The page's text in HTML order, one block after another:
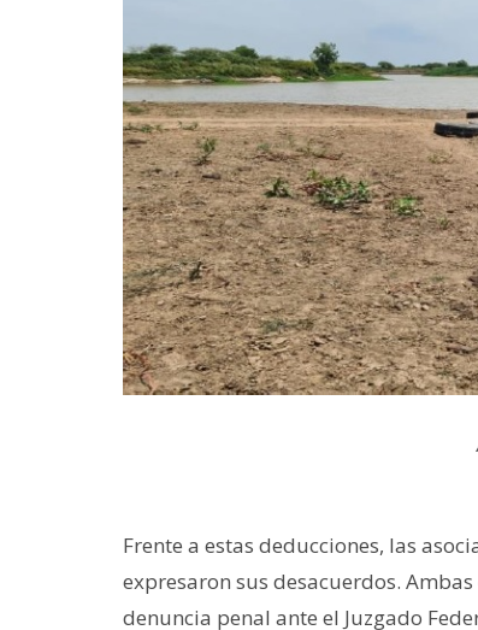
Frente a estas deducciones, las
expresaron sus desacuerdos.
denuncia penal ante el Juzgado